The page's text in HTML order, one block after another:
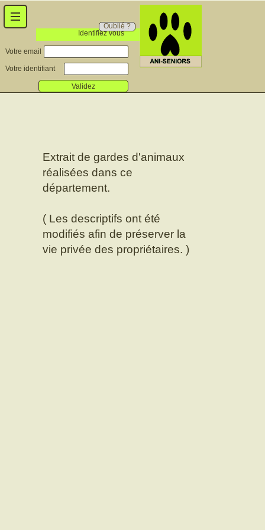
Identifiez vous
Oublié ?
Votre email
Votre identifiant
Validez
Extrait de gardes d'animaux
réalisées dans ce
département.
( Les descriptifs ont été
modifiés afin de préserver la
vie privée des propriétaires. )